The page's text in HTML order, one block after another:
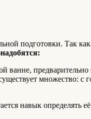
подготовки. Так как
множество: с
навык определять